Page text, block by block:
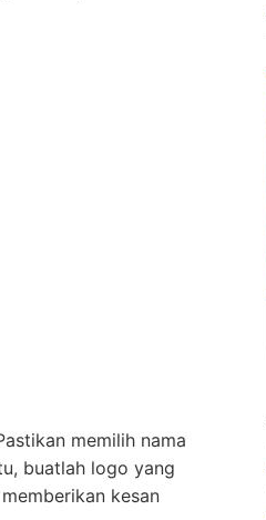
memilih nama
buatlah logo yang
kesan